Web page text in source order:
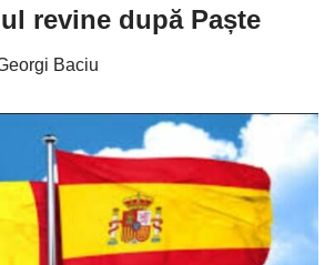
revine după Paște
Baciu